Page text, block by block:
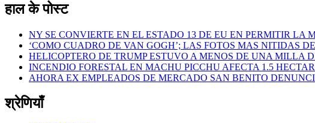
हाल के पोस्ट
NY SE CONVIERTE EN EL ESTADO 13 DE EU EN PERMITIR LA
‘COMO CUADRO DE VAN GOGH’; LAS FOTOS MAS NITIDAS
HELICOPTERO DE TRUMP ESTUVO A MENOS DE UNA MILLA
INCENDIO FORESTAL EN MACHU PICCHU AFECTA 1.5
AHORA EX EMPLEADOS DE MERCADO SAN BENITO
श्रेणियाँ